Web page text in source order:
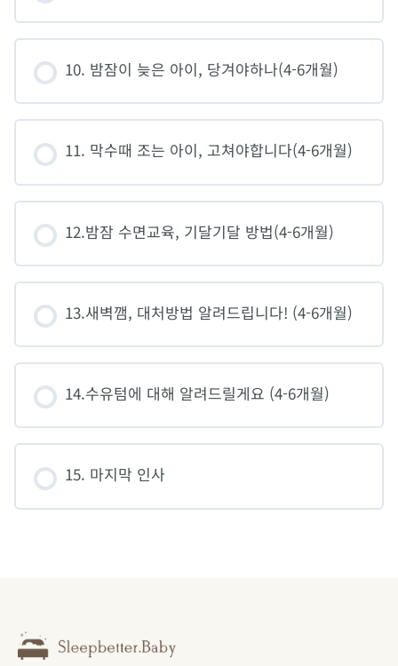
10. 밤잠이 늦은 아이, 당겨야하나(4-6개월)
11. 막수때 조는 아이, 고쳐야합니다(4-6개월)
12.밤잠 수면교육, 기달기달 방법(4-6개월)
13.새벽깸, 대처방법 알려드립니다! (4-6개월)
14.수유텀에 대해 알려드릴게요 (4-6개월)
15. 마지막 인사